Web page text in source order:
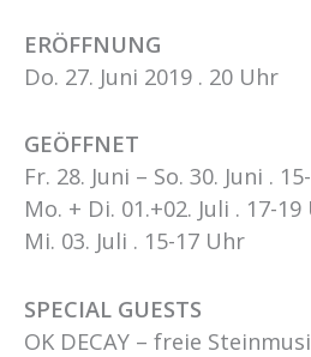
ERÖFFNUNG
Do. 27. Juni 2019 . 20 Uhr
GEÖFFNET
Fr. 28. Juni – So. 30. Juni .
Mo. + Di. 01.+02. Juli . 17-
Mi. 03. Juli . 15-17 Uhr
SPECIAL GUESTS
OK DECAY – freie